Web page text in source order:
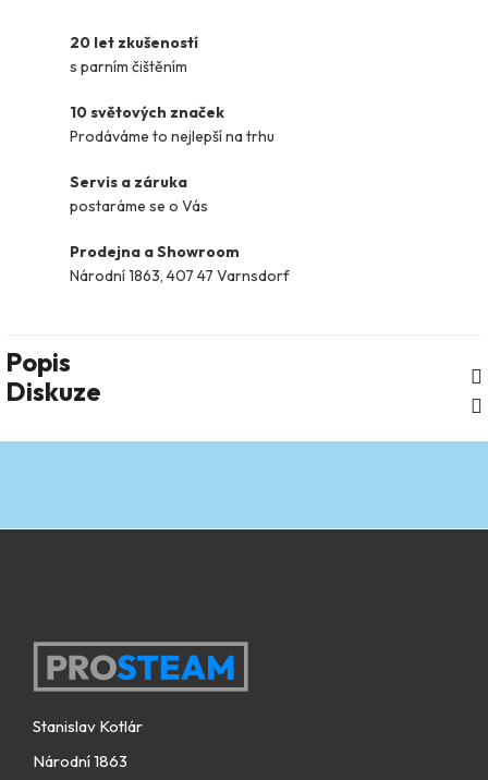
20 let zkušeností
s parním čištěním
10 světových značek
Prodáváme to nejlepší na trhu
Servis a záruka
postaráme se o Vás
Prodejna a Showroom
Národní 1863, 407 47 Varnsdorf
Popis
Diskuze
Zápatí
Stanislav Kotlár
Národní 1863